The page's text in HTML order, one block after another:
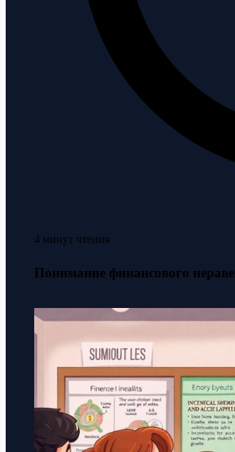
4 минут чтения
Понимание финансового